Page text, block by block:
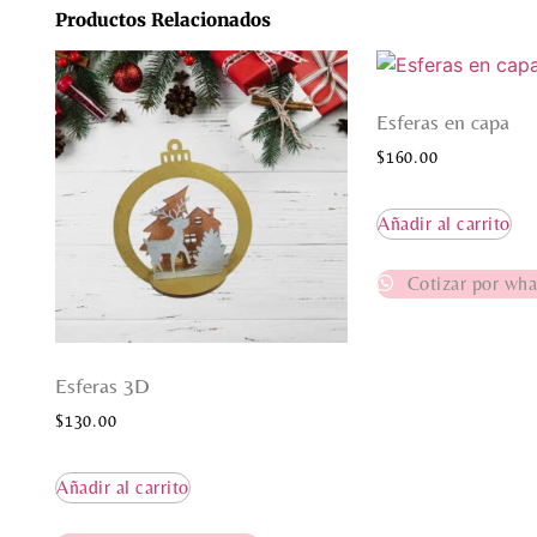
Productos Relacionados
Esferas 3D
$130.00
Añadir al carrito
Esferas en capa
$160.00
Añadir al carrito
Cotizar por